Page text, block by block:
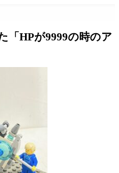
「HPが9999の時のア